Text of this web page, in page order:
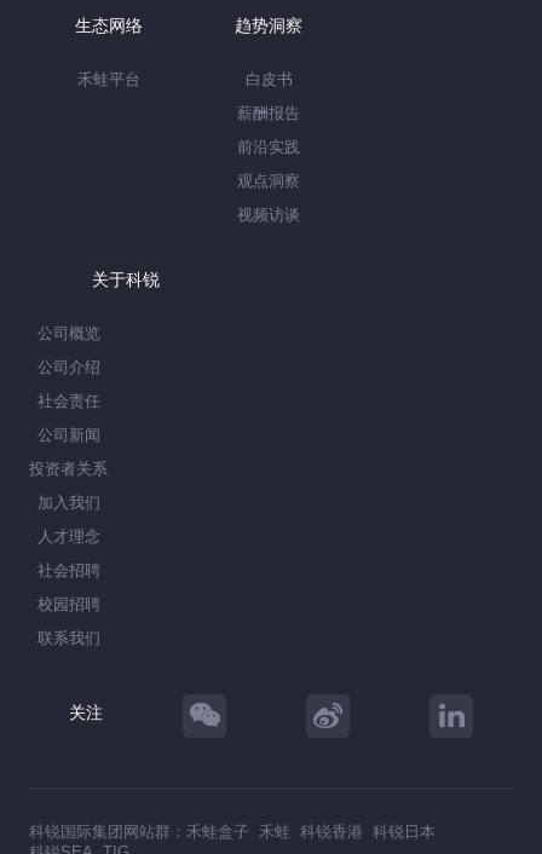
生态网络
禾蛙平台
趋势洞察
白皮书
薪酬报告
前沿实践
观点洞察
视频访谈
关于科锐
公司概览
公司介绍
社会责任
公司新闻
投资者关系
加入我们
人才理念
社会招聘
校园招聘
联系我们
关注
科锐国际集团网站群： 禾蛙盒子 禾蛙 科锐香港 科锐日本